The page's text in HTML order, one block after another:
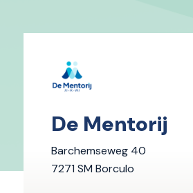
De Mentorij
Barchemseweg 40
7271 SM Borculo